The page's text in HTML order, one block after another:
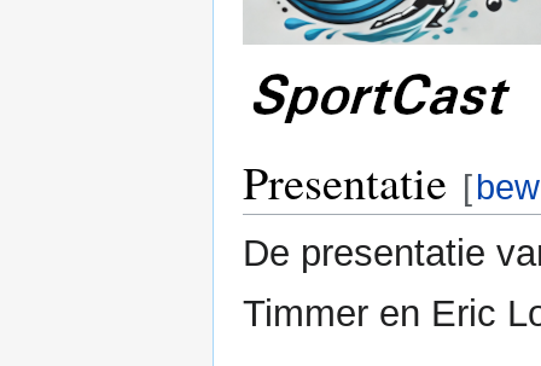
Presentatie [
De presentatie
Timmer en Eric